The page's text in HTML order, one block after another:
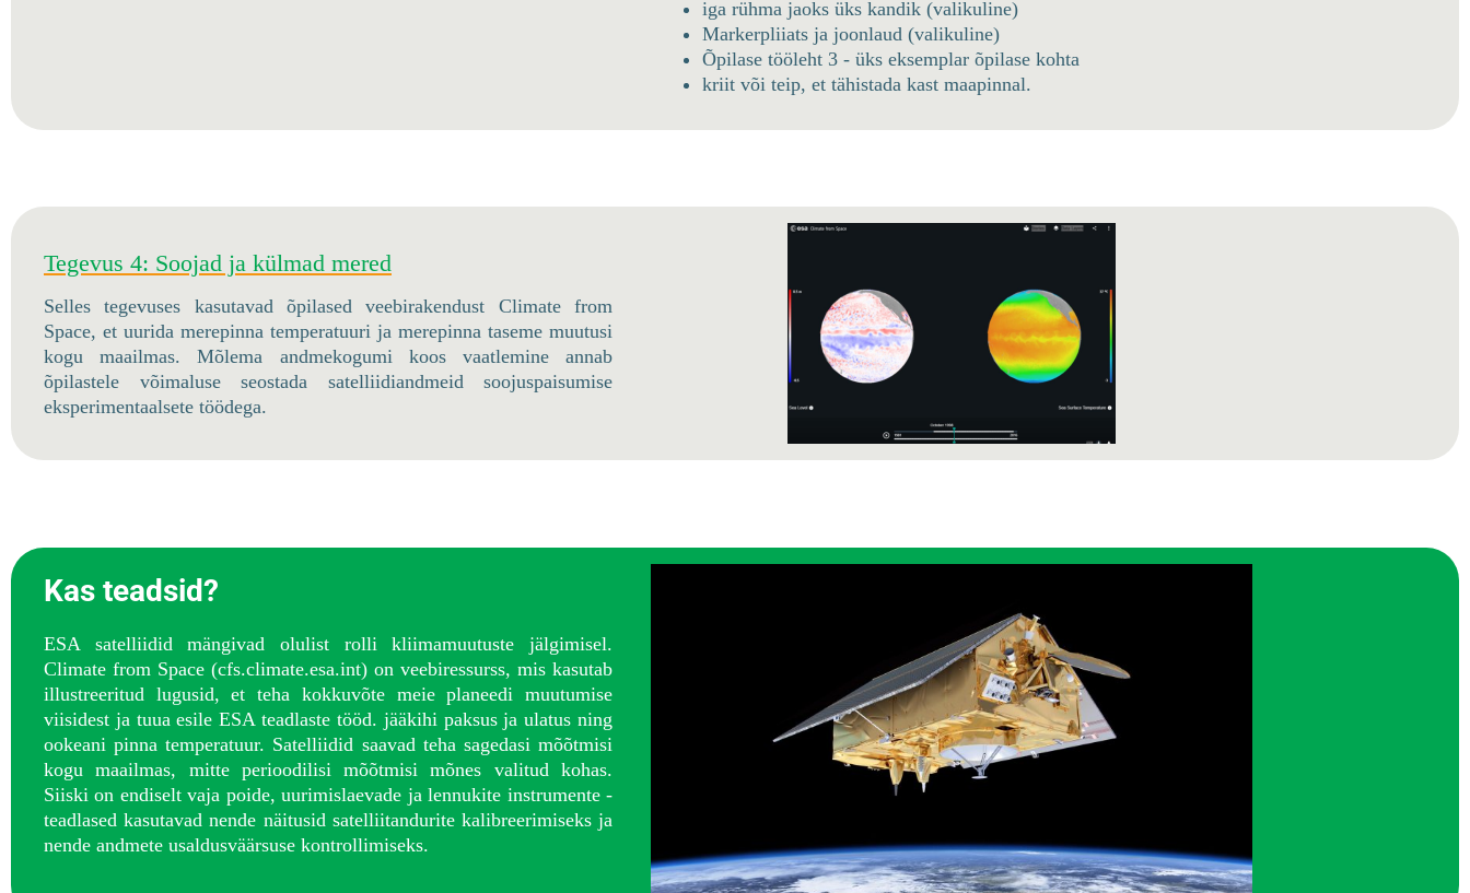
iga rühma jaoks üks kandik (valikuline)
Markerpliiats ja joonlaud (valikuline)
Õpilase tööleht 3 - üks eksemplar õpilase kohta
kriit või teip, et tähistada kast maapinnal.
Tegevus 4: Soojad ja külmad mered
Selles tegevuses kasutavad õpilased veebirakendust Climate from
Space, et uurida merepinna temperatuuri ja merepinna taseme muutusi
kogu maailmas. Mõlema andmekogumi koos vaatlemine annab
õpilastele võimaluse seostada satelliidiandmeid soojuspaisumise
eksperimentaalsete töödega.
Kas teadsid?
ESA satelliidid mängivad olulist rolli kliimamuutuste jälgimisel.
Climate from Space (cfs.climate.esa.int) on veebiressurss, mis kasutab
illustreeritud lugusid, et teha kokkuvõte meie planeedi muutumise
viisidest ja tuua esile ESA teadlaste tööd. jääkihi paksus ja ulatus ning
ookeani pinna temperatuur. Satelliidid saavad teha sagedasi mõõtmisi
kogu maailmas, mitte perioodilisi mõõtmisi mõnes valitud kohas.
Siiski on endiselt vaja poide, uurimislaevade ja lennukite instrumente -
teadlased kasutavad nende näitusid satelliitandurite kalibreerimiseks ja
nende andmete usaldusväärsuse kontrollimiseks.